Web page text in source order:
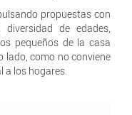
propuestas con
de edades,
pequeños de la casa
lado, como no conviene
a los hogares.